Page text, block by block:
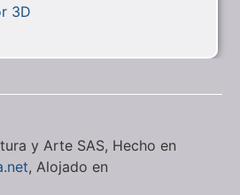
3D
y Arte SAS, Hecho en
, Alojado en